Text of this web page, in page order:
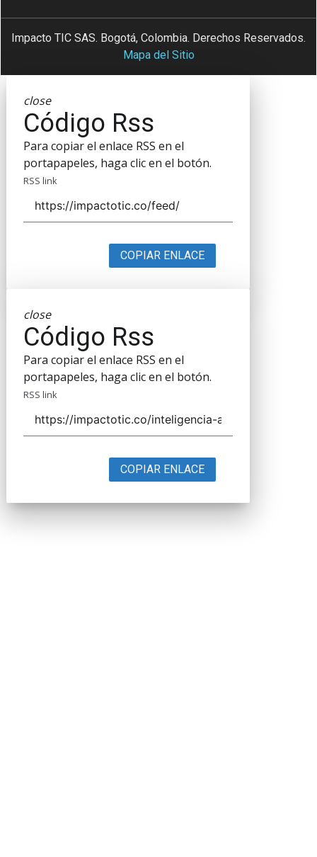
Impacto TIC SAS. Bogotá, Colombia. Derechos Reservados.
Mapa del Sitio
close
Código Rss
Para copiar el enlace RSS en el
portapapeles, haga clic en el botón.
RSS link
COPIAR ENLACE
close
Código Rss
Para copiar el enlace RSS en el
portapapeles, haga clic en el botón.
RSS link
COPIAR ENLACE